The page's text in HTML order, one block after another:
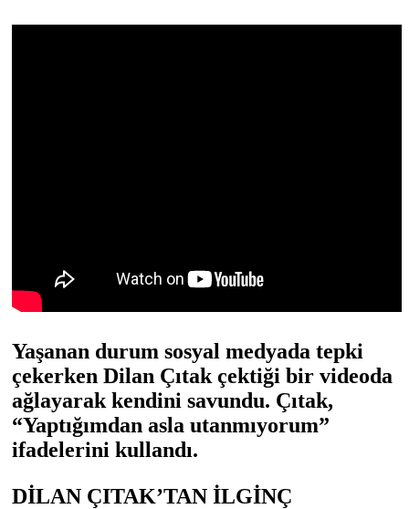
Yaşanan durum sosyal medyada tepki
çekerken Dilan Çıtak çektiği bir videoda
ağlayarak kendini savundu. Çıtak,
“Yaptığımdan asla utanmıyorum”
ifadelerini kullandı.
DİLAN ÇITAK’TAN İLGİNÇ